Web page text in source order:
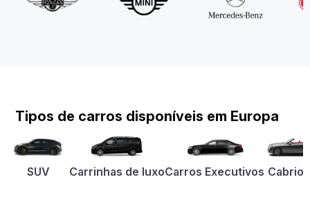
Tipos de carros disponíveis em Europa
SUV Carrinhas de luxoCarros Executivos